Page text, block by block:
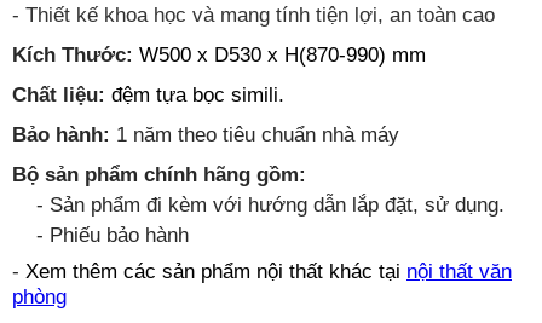
- Thiết kế khoa học và mang tính tiện lợi, an toàn cao
Kích Thước: W500 x D530 x H(870-990) mm
Chất liệu: đệm tựa bọc simili.
Bảo hành: 1 năm theo tiêu chuẩn nhà máy
Bộ sản phẩm chính hãng gồm:
- Sản phẩm đi kèm với hướng dẫn lắp đặt, sử dụng.
- Phiếu bảo hành
- Xem thêm các sản phẩm nội thất khác tại nội thất văn
phòng